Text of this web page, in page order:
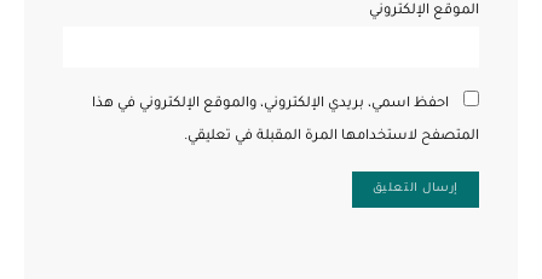
الموقع الإلكتروني
احفظ اسمي، بريدي الإلكتروني، والموقع الإلكتروني في هذا
المتصفح لاستخدامها المرة المقبلة في تعليقي.